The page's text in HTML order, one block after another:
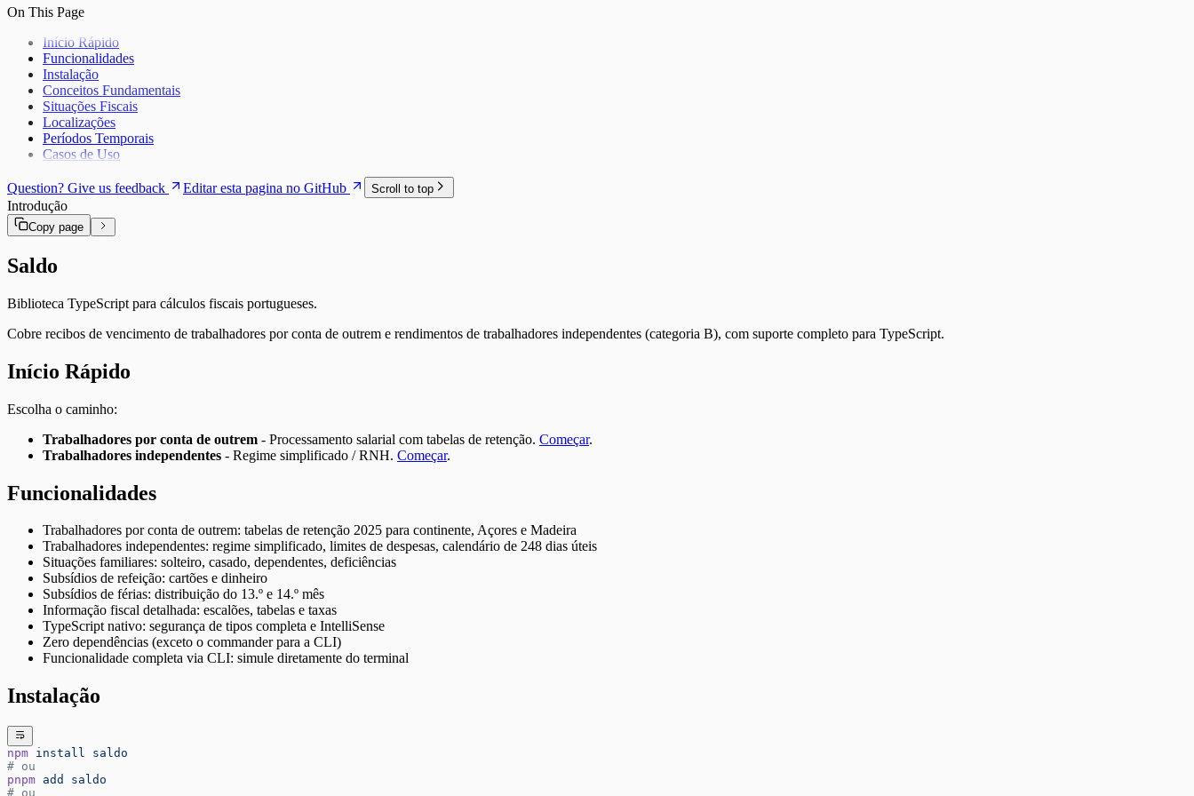
On This Page
Início Rápido
Funcionalidades
Instalação
Conceitos Fundamentais
Situações Fiscais
Localizações
Períodos Temporais
Casos de Uso
Question? Give us feedback Editar esta pagina no GitHub Scroll to top
Introdução
Copy page
Saldo
Biblioteca TypeScript para cálculos fiscais portugueses.
Cobre recibos de vencimento de trabalhadores por conta de outrem e rendimentos de trabalhadores independentes (categoria B), com suporte completo para TypeScript.
Início Rápido
Escolha o caminho:
Trabalhadores por conta de outrem - Processamento salarial com tabelas de retenção. Começar.
Trabalhadores independentes - Regime simplificado / RNH. Começar.
Funcionalidades
Trabalhadores por conta de outrem: tabelas de retenção 2025 para continente, Açores e Madeira
Trabalhadores independentes: regime simplificado, limites de despesas, calendário de 248 dias úteis
Situações familiares: solteiro, casado, dependentes, deficiências
Subsídios de refeição: cartões e dinheiro
Subsídios de férias: distribuição do 13.º e 14.º mês
Informação fiscal detalhada: escalões, tabelas e taxas
TypeScript nativo: segurança de tipos completa e IntelliSense
Zero dependências (exceto o commander para a CLI)
Funcionalidade completa via CLI: simule diretamente do terminal
Instalação
npm install
saldo
# ou
pnpm add
saldo
# ou